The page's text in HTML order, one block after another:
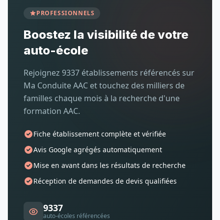
PROFESSIONNELS
Boostez la visibilité de votre
auto-école
Rejoignez 9337 établissements référencés sur
Ma Conduite AAC et touchez des milliers de
familles chaque mois à la recherche d'une
formation AAC.
Fiche établissement complète et vérifiée
Avis Google agrégés automatiquement
Mise en avant dans les résultats de recherche
Réception de demandes de devis qualifiées
9337
auto-écoles référencées